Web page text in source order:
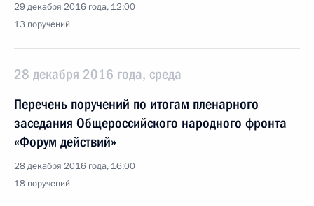
29 декабря 2016 года, 12:00
13 поручений
28 декабря 2016 года, среда
Перечень поручений по итогам пленарного
заседания Общероссийского народного фронта
«Форум действий»
28 декабря 2016 года, 16:00
18 поручений